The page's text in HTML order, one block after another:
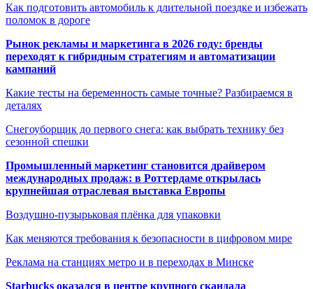
Как подготовить автомобиль к длительной поездке и избежать
поломок в дороге
Рынок рекламы и маркетинга в 2026 году: бренды
переходят к гибридным стратегиям и автоматизации
кампаний
Какие тесты на беременность самые точные? Разбираемся в
деталях
Снегоуборщик до первого снега: как выбрать технику без
сезонной спешки
Промышленный маркетинг становится драйвером
международных продаж: в Роттердаме открылась
крупнейшая отраслевая выставка Европы
Воздушно-пузырьковая плёнка для упаковки
Как меняются требования к безопасности в цифровом мире
Реклама на станциях метро и в переходах в Минске
Starbucks оказался в центре крупного скандала